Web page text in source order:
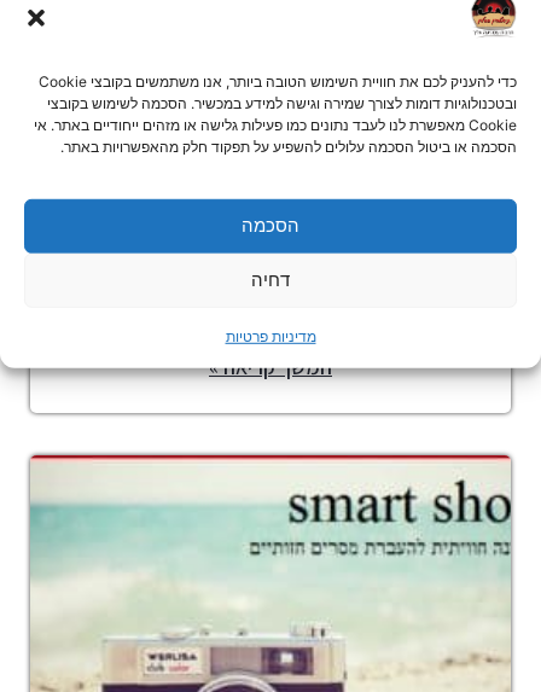
כדי להעניק לכם את חוויית השימוש הטובה ביותר, אנו משתמשים בקובצי Cookie
ובטכנולוגיות דומות לצורך שמירה וגישה למידע במכשיר. הסכמה לשימוש בקובצי
Cookie מאפשרת לנו לעבד נתונים כמו פעילות גלישה או מזהים ייחודיים באתר. אי
הסכמה או ביטול הסכמה עלולים להשפיע על תפקוד חלק מהאפשרויות באתר.
הסכמה
דחיה
מדיניות פרטיות
סוריה – ד"ר ניר בומס
המשך קריאה »